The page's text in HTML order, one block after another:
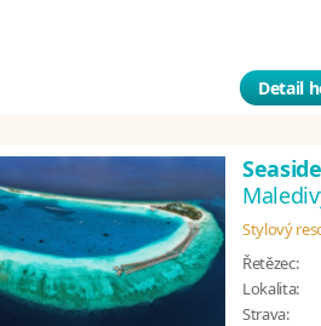
Detail
Stylový
Řetězec:
Lokalita:
Strava: